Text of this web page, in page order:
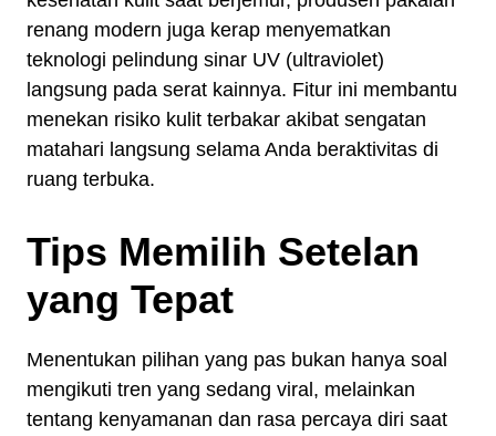
renang modern juga kerap menyematkan
teknologi pelindung sinar UV (ultraviolet)
langsung pada serat kainnya. Fitur ini membantu
menekan risiko kulit terbakar akibat sengatan
matahari langsung selama Anda beraktivitas di
ruang terbuka.
Tips Memilih Setelan
yang Tepat
Menentukan pilihan yang pas bukan hanya soal
mengikuti tren yang sedang viral, melainkan
tentang kenyamanan dan rasa percaya diri saat